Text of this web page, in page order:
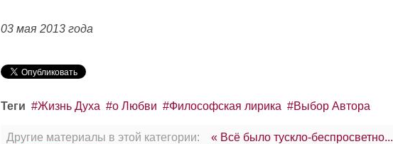
03 мая 2013 года
Теги Жизнь Духа о Любви Философская лирика Выбор Автора
Другие материалы в этой категории:
« Всё было тускло-беспросветно...